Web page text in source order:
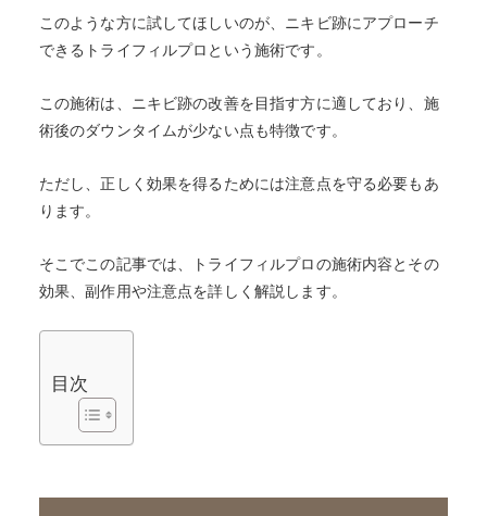
このような方に試してほしいのが、ニキビ跡にアプローチ
できるトライフィルプロという施術です。
この施術は、ニキビ跡の改善を目指す方に適しており、施
術後のダウンタイムが少ない点も特徴です。
ただし、正しく効果を得るためには注意点を守る必要もあ
ります。
そこでこの記事では、トライフィルプロの施術内容とその
効果、副作用や注意点を詳しく解説します。
目次